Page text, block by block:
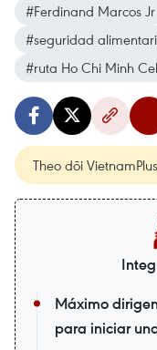
#Ferdinand Marcos Jr
#seguridad
#ruta Ho Chi Minh
Theo dõi VietnamPlus
Máximo
para iniciar